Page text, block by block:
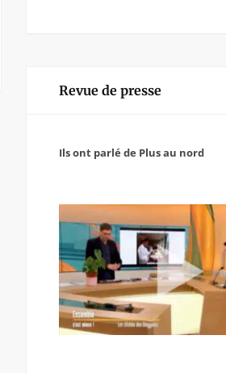
Revue de presse
Ils ont parlé de Plus au nord